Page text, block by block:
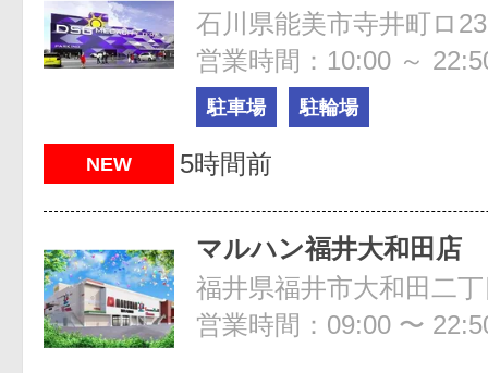
石川県能美市寺井町ロ23
営業時間：10:00 ～
駐車場 駐輪場
NEW 5時間前
マルハン福井大和田店
福井県福井市大和田二
営業時間：09:00 〜